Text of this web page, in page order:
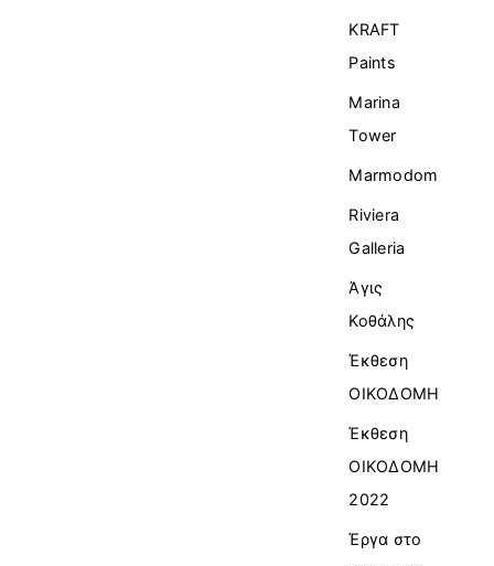
KRAFT
Paints
Marina
Tower
Marmodom
Riviera
Galleria
Άγις
Κοθάλης
Έκθεση
ΟΙΚΟΔΟΜΗ
Έκθεση
ΟΙΚΟΔΟΜΗ
2022
Έργα στο